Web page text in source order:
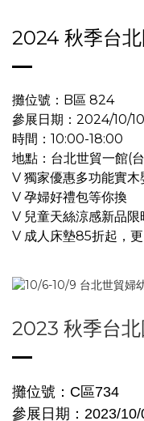
2024 秋季台
攤位號：B區 824
參展日期：2024/10/
時間：10:00-18:00
地點：台北世貿一館(
V 獨家優惠多功能實
V 孕婦好禮包等你換
V 兒童天絲涼感新品限
V 成人床墊85折起，
2023 秋季台
攤位號：C區734
參展日期：2023/